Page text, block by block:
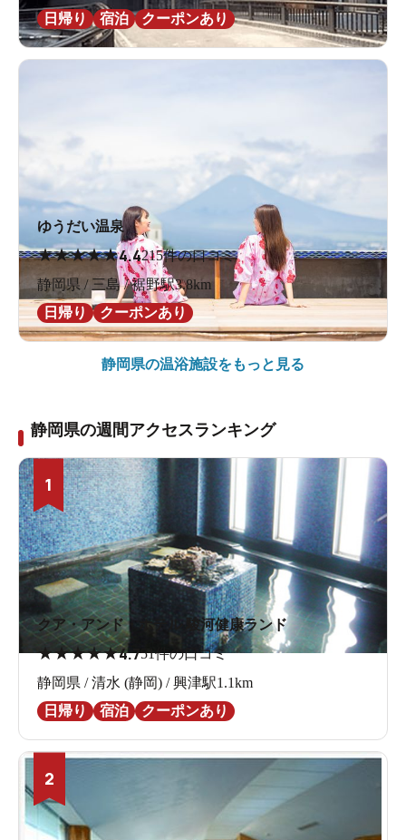
日帰り
宿泊 クーポンあり
ゆうだい温泉
★★★★★4.4215件の口コミ
静岡県 / 三島 / 裾野駅3.8km
日帰り
クーポンあり
静岡県の温浴施設をもっと見る
静岡県の週間アクセスランキング
1
クア・アンド・ホテル 駿河健康ランド
★★★★★4.751件の口コミ
静岡県 / 清水 (静岡) / 興津駅1.1km
日帰り
宿泊 クーポンあり
2